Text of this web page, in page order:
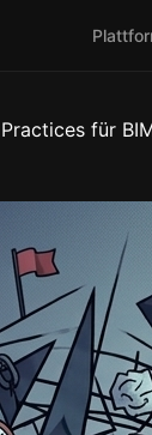
für